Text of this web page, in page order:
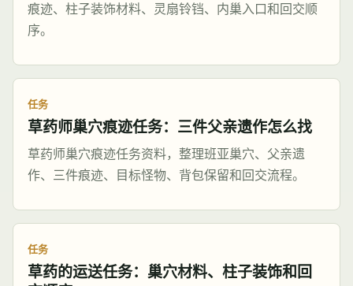
痕迹、柱子装饰材料、灵扇铃铛、内巢入口和回交顺
序。
任务
草药师巢穴痕迹任务：三件父亲遗作怎么找
草药师巢穴痕迹任务资料，整理班亚巢穴、父亲遗
作、三件痕迹、目标怪物、背包保留和回交流程。
任务
草药的运送任务：巢穴材料、柱子装饰和回